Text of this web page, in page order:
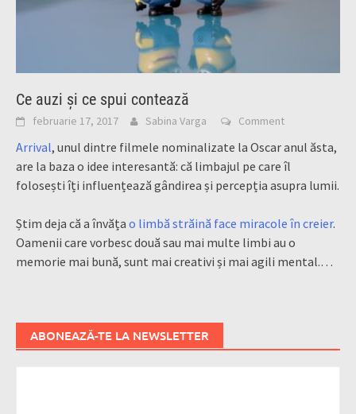
Ce auzi și ce spui contează
februarie 17, 2017 Sabina Varga Comment
Arrival, unul dintre filmele nominalizate la Oscar anul ăsta,
are la baza o idee interesantă: că limbajul pe care îl
folosești îți influențează gândirea și percepția asupra lumii.
Știm deja că a învăța o limbă străină face miracole în creier.
Oamenii care vorbesc două sau mai multe limbi au o
memorie mai bună, sunt mai creativi și mai agili mental.…
ABONEAZĂ-TE LA NEWSLETTER